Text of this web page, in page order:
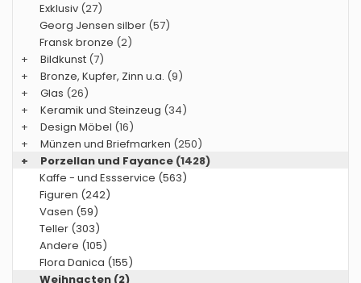
Exklusiv (27)
Georg Jensen silber (57)
Fransk bronze (2)
+
Bildkunst (7)
+
Bronze, Kupfer, Zinn u.a. (9)
+
Glas (26)
+
Keramik und Steinzeug (34)
+
Design Möbel (16)
+
Münzen und Briefmarken (250)
+
Porzellan und Fayance (1428)
Kaffe - und Essservice (563)
Figuren (242)
Vasen (59)
Teller (303)
Andere (105)
Flora Danica (155)
Weihnacten (2)